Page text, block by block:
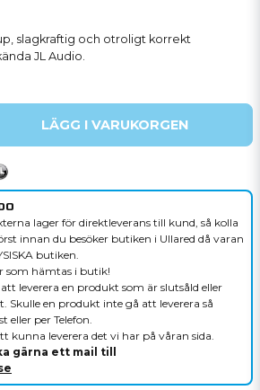
slagkraftig och otroligt korrekt
JL Audio.
LÄGG I VARUKORGEN
lager för direktleverans till kund, så kolla
innan du besöker butiken i Ullared då varan
butiken.
som hämtas i butik!
leverera en produkt som är slutsåld eller
Skulle en produkt inte gå att leverera så
eller per Telefon.
kunna leverera det vi har på våran sida.
gärna ett mail till